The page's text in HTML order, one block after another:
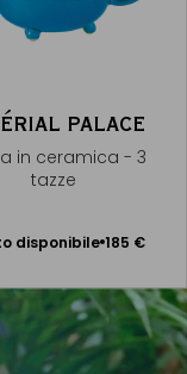
PALACE
in ceramica - 3
tazze
disponibile 185 €